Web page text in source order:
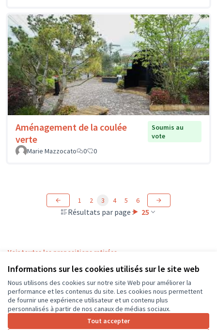
Informations sur les cookies utilisés sur le site web
Nous utilisons des cookies sur notre site Web pour améliorer la
performance et les contenus du site. Les cookies nous permettent
de fournir une expérience utilisateur et un contenu plus
personnalisés à partir de nos canaux de médias sociaux.
Tout accepter
Aménagement de la coulée
verte
Soumis au
vote
Marie Mazzocato
0 0
Résultats par page : 25
1 2 3 4 5 6
Voir toutes les propositions retirées
Conditions d'utilisation
Paramètres des cookies
CD37 sur X
(Lien externe)
CD37 sur Facebook
CD37 sur Instagram
CD37 sur YouTube
(Lien externe)